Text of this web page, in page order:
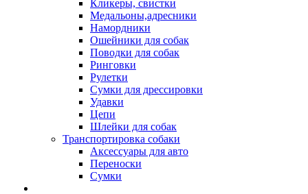
Кликеры, свистки
Медальоны,адресники
Намордники
Ошейники для собак
Поводки для собак
Ринговки
Рулетки
Сумки для дрессировки
Удавки
Цепи
Шлейки для собак
Транспортировка собаки
Аксессуары для авто
Переноски
Сумки